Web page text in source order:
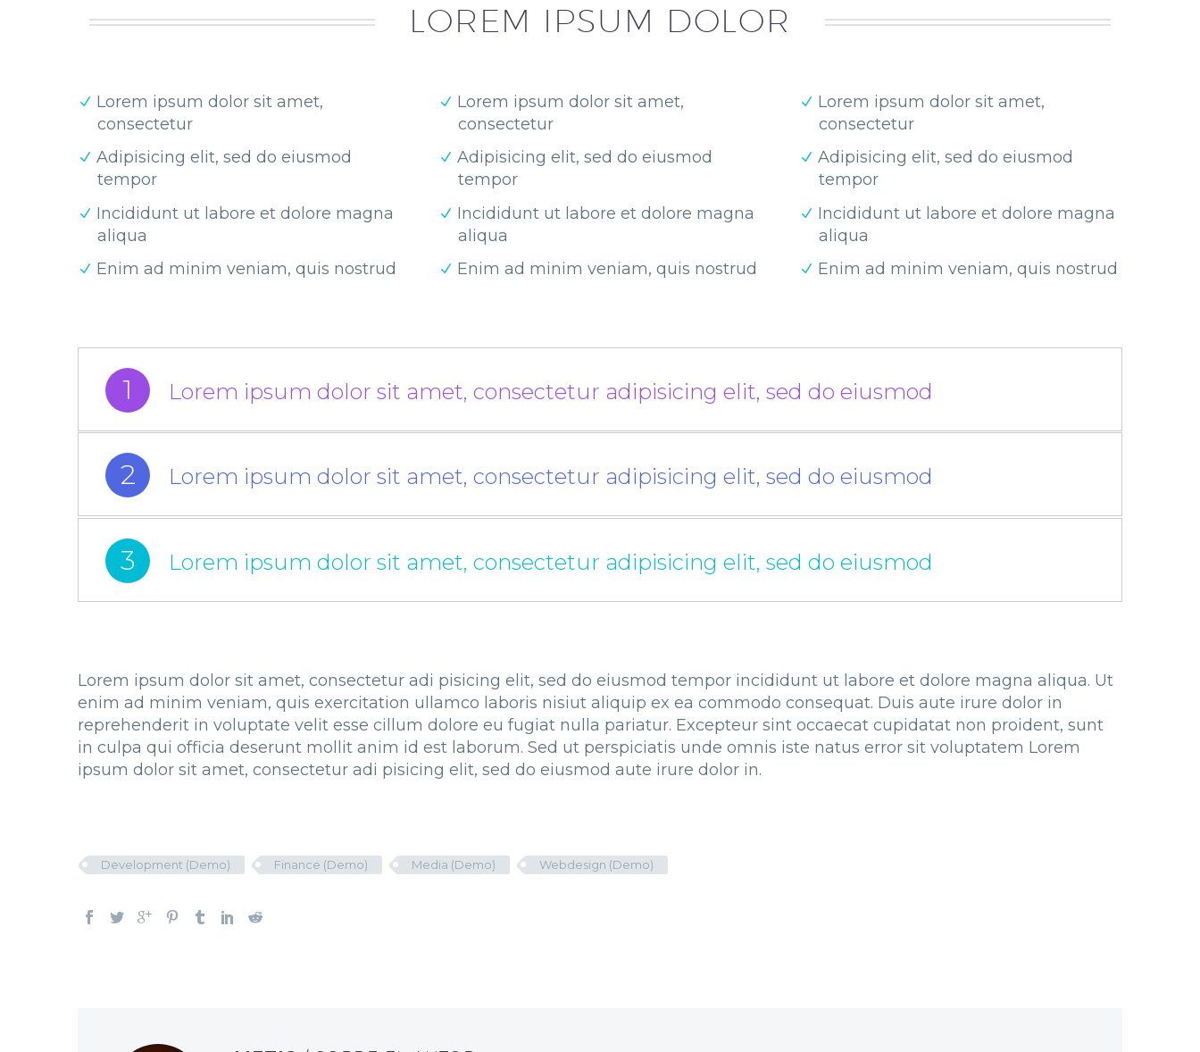
LOREM IPSUM DOLOR
Lorem ipsum dolor sit amet,
consectetur
Adipisicing elit, sed do eiusmod
tempor
Incididunt ut labore et dolore magna
aliqua
Enim ad minim veniam, quis nostrud
Lorem ipsum dolor sit amet,
consectetur
Adipisicing elit, sed do eiusmod
tempor
Incididunt ut labore et dolore magna
aliqua
Enim ad minim veniam, quis nostrud
Lorem ipsum dolor sit amet,
consectetur
Adipisicing elit, sed do eiusmod
tempor
Incididunt ut labore et dolore magna
aliqua
Enim ad minim veniam, quis nostrud
1 Lorem ipsum dolor sit amet, consectetur adipisicing elit, sed do eiusmod
2 Lorem ipsum dolor sit amet, consectetur adipisicing elit, sed do eiusmod
3 Lorem ipsum dolor sit amet, consectetur adipisicing elit, sed do eiusmod
Lorem ipsum dolor sit amet, consectetur adi pisicing elit, sed do eiusmod tempor incididunt ut labore et dolore magna aliqua. Ut
enim ad minim veniam, quis exercitation ullamco laboris nisiut aliquip ex ea commodo consequat. Duis aute irure dolor in
reprehenderit in voluptate velit esse cillum dolore eu fugiat nulla pariatur. Excepteur sint occaecat cupidatat non proident, sunt
in culpa qui officia deserunt mollit anim id est laborum. Sed ut perspiciatis unde omnis iste natus error sit voluptatem Lorem
ipsum dolor sit amet, consectetur adi pisicing elit, sed do eiusmod aute irure dolor in.
Development (Demo) Finance (Demo) Media (Demo) Webdesign (Demo)